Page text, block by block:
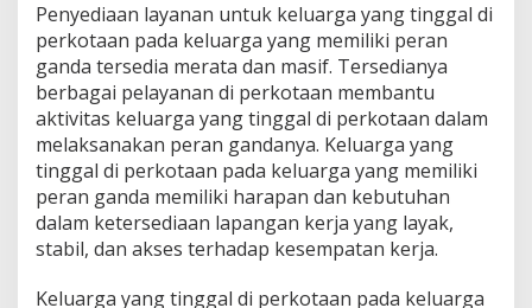
Penyediaan layanan untuk keluarga yang tinggal di
perkotaan pada keluarga yang memiliki peran
ganda tersedia merata dan masif. Tersedianya
berbagai pelayanan di perkotaan membantu
aktivitas keluarga yang tinggal di perkotaan dalam
melaksanakan peran gandanya. Keluarga yang
tinggal di perkotaan pada keluarga yang memiliki
peran ganda memiliki harapan dan kebutuhan
dalam ketersediaan lapangan kerja yang layak,
stabil, dan akses terhadap kesempatan kerja.
Keluarga yang tinggal di perkotaan pada keluarga